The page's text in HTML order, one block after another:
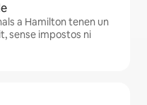
a Hamilton tenen un
sense impostos ni